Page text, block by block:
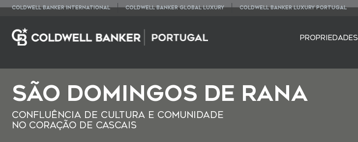
COLDWELL BANKER INTERNATIONAL COLDWELL BANKER GLOBAL LUXURY COLDWELL BANKER LUXURY PORTUGAL
PROPRIEDADES
São Domingos de Rana
Confluência de Cultura e Comunidade
no Coração de Cascais